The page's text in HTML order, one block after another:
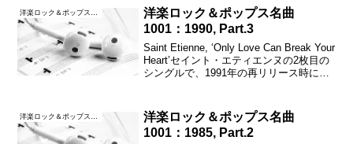
る。全英シング...
洋楽ロック＆ポップス名曲1001
洋楽ロック＆ポップス名曲
1001：1990, Part.3
Saint Etienne, ‘Only Love Can Break Your
Heart’セイント・エティエンヌの2枚目の
シングルで、1991年の再リリース時に全
米...
洋楽ロック＆ポップス名曲
1001：1985, Part.2